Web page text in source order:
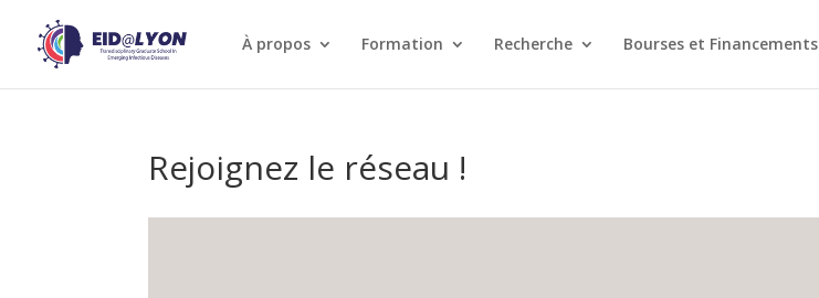
À propos Formation Recherche Bourses et Financements
Rejoignez le réseau !